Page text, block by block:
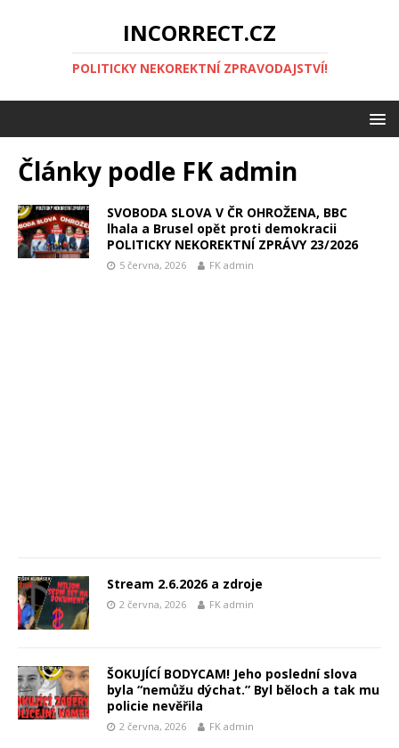
INCORRECT.CZ
POLITICKY NEKOREKTNÍ ZPRAVODAJSTVÍ!
Články podle FK admin
SVOBODA SLOVA V ČR OHROŽENA, BBC
lhala a Brusel opět proti demokracii
POLITICKY NEKOREKTNÍ ZPRÁVY 23/2026
5 června, 2026 FK admin
Stream 2.6.2026 a zdroje
2 června, 2026 FK admin
ŠOKUJÍCÍ BODYCAM! Jeho poslední slova
byla “nemůžu dýchat.” Byl běloch a tak mu
policie nevěřila
2 června, 2026 FK admin